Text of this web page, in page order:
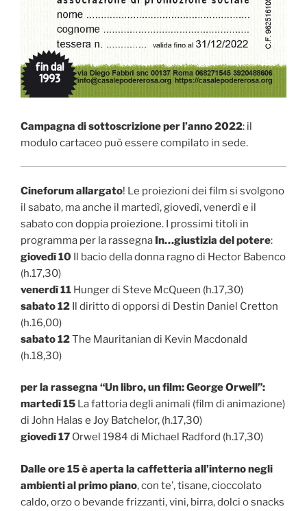
Campagna di sottoscrizione per l’anno 2022: il
modulo cartaceo può essere compilato in sede.
Cineforum allargato! Le proiezioni dei film si svolgono
il sabato, ma anche il martedì, giovedì, venerdì e il
sabato con doppia proiezione. I prossimi titoli in
programma per la rassegna In…giustizia del potere:
giovedì 10 Il bacio della donna ragno di Hector Babenco
(h.17,30)
venerdì 11 Hunger di Steve McQueen (h.17,30)
sabato 12 Il diritto di opporsi di Destin Daniel Cretton
(h.16,00)
sabato 12The Mauritanian di Kevin Macdonald
(h.18,30)
per la rassegna “Un libro, un film: George Orwell”:
martedì 15 La fattoria degli animali (film di animazione)
di John Halas e Joy Batchelor, (h.17,30)
giovedì 17 Orwel 1984 di Michael Radford (h.17,30)
Dalle ore 15 è aperta la caffetteria all’interno negli
ambienti al primo piano, con te’, tisane, cioccolato
caldo, orzo o bevande frizzanti, vini, birra, dolci o snacks